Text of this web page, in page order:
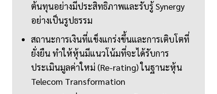
ต้นทุนอย่างมีประสิทธิภาพและรับรู้ Synergy
อย่างเป็นรูปธรรม
สถานะการเงินที่แข็งแกร่งขึ้นและการเติบโตที่
ยั่งยืน ทำให้หุ้นมีแนวโน้มที่จะได้รับการ
ประเมินมูลค่าใหม่ (Re-rating) ในฐานะหุ้น
Telecom Transformation